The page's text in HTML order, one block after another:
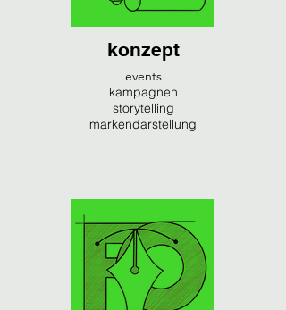
konzept
events
kampagnen
storytelling
markendarstellung